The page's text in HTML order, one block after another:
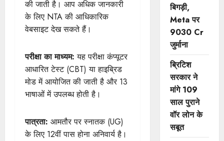
की जाती है। आप अधिक जानकारी
के लिए NTA की आधिकारिक
वेबसाइट देख सकते हैं।
परीक्षा का माध्यम: यह परीक्षा कंप्यूटर
आधारित टेस्ट (CBT) या हाइब्रिड
मोड में आयोजित की जाती है और 13
भाषाओं में उपलब्ध होती है।
पात्रता: आमतौर पर स्नातक (UG)
के लिए 12वीं पास होना अनिवार्य है।
बिगड़ी,
Meta पर
9030 Cr
जुर्माना
ब्रिटिश
सरकार ने
मांगे 109
साल पुराने
वॉर लोन के
सबूत